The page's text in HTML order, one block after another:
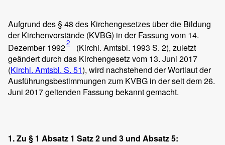
Aufgrund des § 48 des Kirchengesetzes über die Bildung
der Kirchenvorstände (KVBG) in der Fassung vom 14.
Dezember 19922
(Kirchl. Amtsbl. 1993 S. 2), zuletzt
geändert durch das Kirchengesetz vom 13. Juni 2017
(Kirchl. Amtsbl. S. 51), wird nachstehend der Wortlaut der
Ausführungsbestimmungen zum KVBG in der seit dem 26.
Juni 2017 geltenden Fassung bekannt gemacht.
1. Zu § 1 Absatz 1 Satz 2 und 3 und Absatz 5: